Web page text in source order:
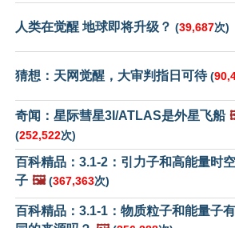
人类在觉醒 地球即将升级？ (39,687次)
猜想：天网觉醒，大审判指日可待(
奇闻：星际彗星3I/ATLAS是外星飞船
(252,522次)
百科精品：3.1-2：引力子和高能量时
子 🖼️ (367,363次)
百科精品：3.1-1：物质粒子和能量子